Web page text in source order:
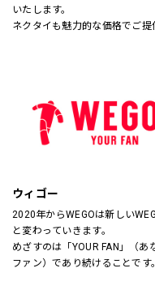
いたします。
ネクタイも魅力的な価格でご提
い。
ウィゴー
2020年からWEGOは新しい
と変わっていきます。
めざすのは「YOUR FAN」（あ
ファン）であり続けることです。